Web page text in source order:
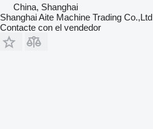
China, Shanghai
Shanghai Aite Machine Trading Co.,Ltd
Contacte con el vendedor